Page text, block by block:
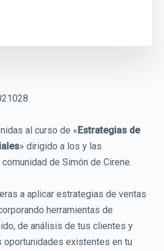
al curso de «Estrategias de
» dirigido a los y las
de Simón de Cirene.
a aplicar estrategias de ventas
herramientas de
de análisis de tus clientes y
oportunidades existentes en tu